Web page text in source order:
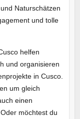
Naturschätzen
und tolle
helfen
und organisieren
in Cusco.
um gleich
einen
Oder möchtest du